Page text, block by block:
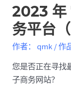
2023 年
务平台（
作者： qmk /作
您是否正在寻找
子商务网站？